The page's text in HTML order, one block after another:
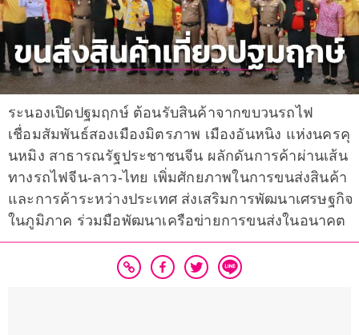
ระนองเปิดปฐมฤกษ์ ต้อนรับสินค้าจากขบวนรถไฟ
เชื่อมสัมพันธ์สองเมืองมิตรภาพ เมืองอันหนิง แห่งนครคุ
นหมิง สาธารณรัฐประชาชนจีน ผลักดันการค้าผ่านเส้น
ทางรถไฟจีน-ลาว-ไทย เพิ่มศักยภาพในการขนส่งสินค้า
และการค้าระหว่างประเทศ ส่งเสริมการพัฒนาเศรษฐกิจ
ในภูมิภาค ร่วมมือพัฒนาเครือข่ายการขนส่งในอนาคต